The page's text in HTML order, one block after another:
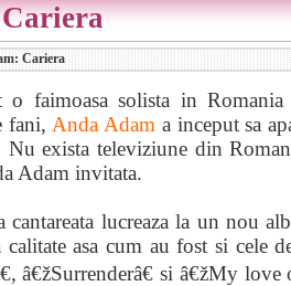
Cariera
o faimoasa solista in
fani, Anda Adam a inceput sa
Nu exista televiziune din
Adam invitata.
cantareata lucreaza la un nou
asa cum au fost si cele
â€žSurrenderâ€ si â€žMy